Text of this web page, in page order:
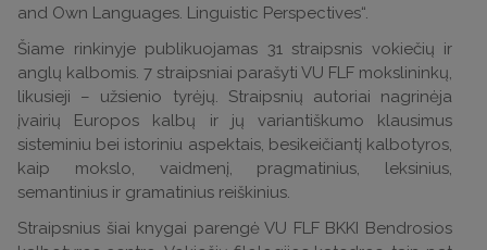
and Own Languages. Linguistic Perspectives“.
Šiame rinkinyje publikuojamas 31 straipsnis vokiečių ir
anglų kalbomis. 7 straipsniai parašyti VU FLF mokslininkų,
likusieji – užsienio tyrėjų. Straipsnių autoriai nagrinėja
įvairių Europos kalbų ir jų variantiškumo klausimus
sisteminiu bei istoriniu aspektais, besikeičiantį kalbotyros,
kaip mokslo, vaidmenį, pragmatinius, leksinius,
semantinius ir gramatinius reiškinius.
Straipsnius šiai knygai parengė VU FLF BKKI Bendrosios